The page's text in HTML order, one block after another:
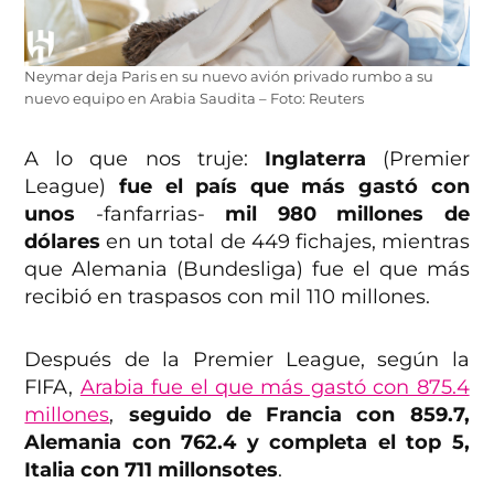
Neymar deja Paris en su nuevo avión privado rumbo a su
nuevo equipo en Arabia Saudita – Foto: Reuters
A lo que nos truje: Inglaterra (Premier
League)fue el país que más gastó con
unos -fanfarrias- mil 980 millones de
dólares en un total de 449 fichajes, mientras
que Alemania (Bundesliga) fue el que más
recibió en traspasos con mil 110 millones.
Después de la Premier League, según la
FIFA, Arabia fue el que más gastó con 875.4
millones, seguido de Francia con 859.7,
Alemania con 762.4 y completa el top 5,
Italia con 711 millonsotes.